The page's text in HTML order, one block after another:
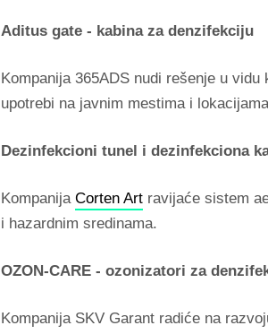
Aditus gate - kabina za denzifekciju
Kompanija 365ADS nudi rešenje u
upotrebi na javnim mestima i
Dezinfekcioni tunel i dezinfekciona
Kompanija Corten Art ravijaće sistem
i hazardnim sredinama.
OZON-CARE - ozonizatori za
Kompanija SKV Garant radiće na